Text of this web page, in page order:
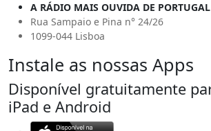
A RÁDIO MAIS OUVIDA DE PORTUGAL
Rua Sampaio e Pina n° 24/26
1099-044 Lisboa
Instale as nossas Apps
Disponível gratuitamente
iPad e Android